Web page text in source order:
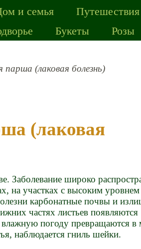
и семья Путешествия
Букеты Розы
парша (лаковая болезнь)
Заболевание широко
на участках с высоким уровнем
карбонатные почвы и
частях листьев появляются
влажную погоду превращаются
наблюдается гниль шейки.